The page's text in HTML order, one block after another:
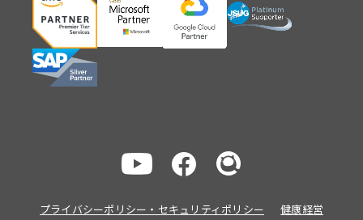
プライバシーポリシー・セキュリティポリシー 健康経営